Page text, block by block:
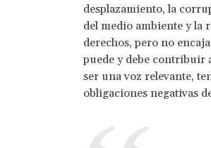
desplazamiento, la
del medio ambiente y la
derechos, pero no
puede y debe contribuir
ser una voz relevante,
obligaciones negativas